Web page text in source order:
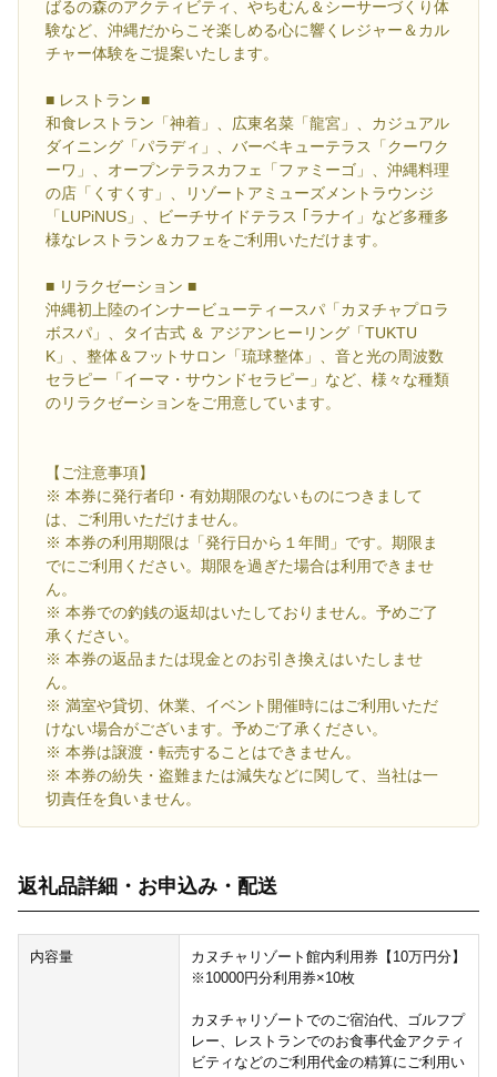
ばるの森のアクティビティ、やちむん＆シーサーづくり体
験など、沖縄だからこそ楽しめる心に響くレジャー＆カル
チャー体験をご提案いたします。
■ レストラン ■
和食レストラン「神着」、広東名菜「龍宮」、カジュアル
ダイニング「パラディ」、バーベキューテラス「クーワク
ーワ」、オープンテラスカフェ「ファミーゴ」、沖縄料理
の店「くすくす」、リゾートアミューズメントラウンジ
「LUPiNUS」、ビーチサイドテラス ｢ラナイ」など多種多
様なレストラン＆カフェをご利用いただけます。
■ リラクゼーション ■
沖縄初上陸のインナービューティースパ「カヌチャプロラ
ボスパ」、タイ古式 ＆ アジアンヒーリング「TUKTU
K」、整体＆フットサロン「琉球整体」、音と光の周波数
セラピー「イーマ・サウンドセラピー」など、様々な種類
のリラクゼーションをご用意しています。
【ご注意事項】
※ 本券に発行者印・有効期限のないものにつきまして
は、ご利用いただけません。
※ 本券の利用期限は「発行日から１年間」です。期限ま
でにご利用ください。期限を過ぎた場合は利用できませ
ん。
※ 本券での釣銭の返却はいたしておりません。予めご了
承ください。
※ 本券の返品または現金とのお引き換えはいたしませ
ん。
※ 満室や貸切、休業、イベント開催時にはご利用いただ
けない場合がございます。予めご了承ください。
※ 本券は譲渡・転売することはできません。
※ 本券の紛失・盗難または減失などに関して、当社は一
切責任を負いません。
返礼品詳細・お申込み・配送
内容量
カヌチャリゾート館内利用券【10万円分】
※10000円分利用券×10枚
カヌチャリゾートでのご宿泊代、ゴルフプ
レー、レストランでのお食事代金アクティ
ビティなどのご利用代金の精算にご利用い